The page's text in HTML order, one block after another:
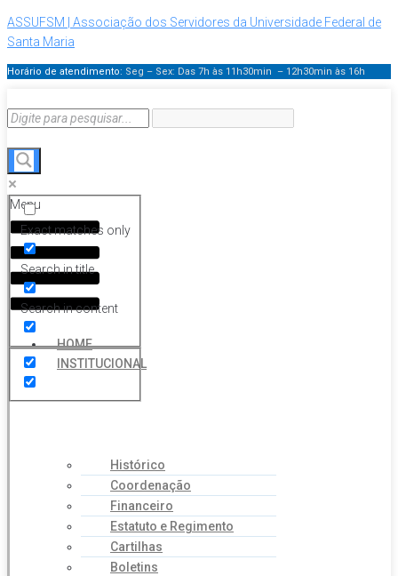
ASSUFSM | Associação dos Servidores da Universidade Federal de
Santa Maria
Horário de atendimento: Seg – Sex: Das 7h às 11h30min – 12h30min às 16h
Exact matches only
Search in title
Search in content
Menu
HOME
INSTITUCIONAL
Histórico
Coordenação
Financeiro
Estatuto e Regimento
Cartilhas
Boletins